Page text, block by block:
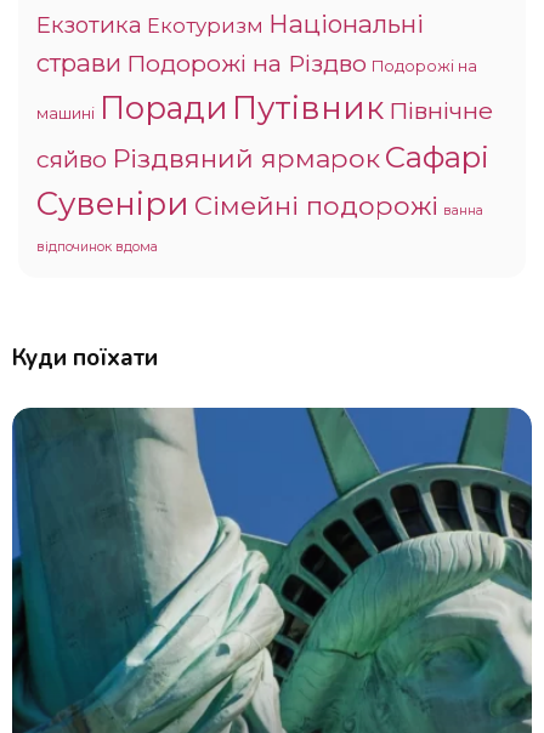
Екзотика Екотуризм Національні
страви Подорожі на Різдво Подорожі на
машині Поради Путівник Північне
сяйво Різдвяний ярмарокСафарі
Сувеніри Сімейні подорожі ванна
відпочинок вдома
Куди поїхати